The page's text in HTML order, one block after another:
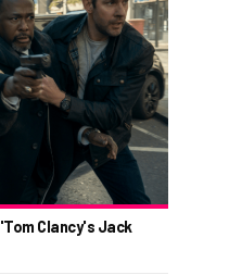
Clancy's Jack